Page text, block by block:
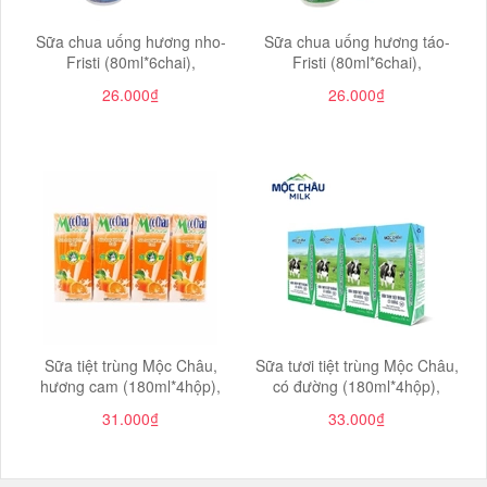
Sữa chua uống hương nho-
Fristi (80ml*6chai),
26.000₫
Sữa chua uống hương táo-
Fristi (80ml*6chai),
26.000₫
Sữa tiệt trùng Mộc Châu,
hương cam (180ml*4hộp),
31.000₫
Sữa tươi tiệt trùng Mộc Châu,
có đường (180ml*4hộp),
33.000₫